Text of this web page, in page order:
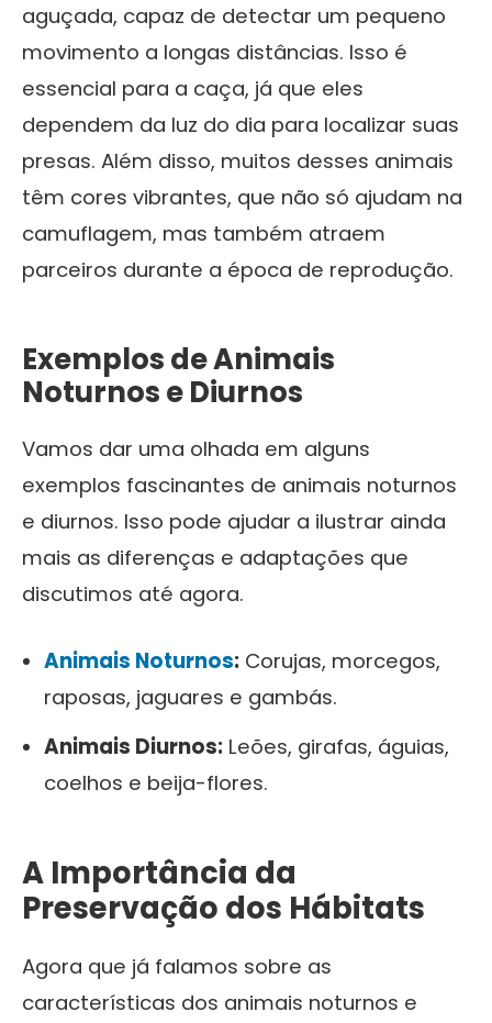
aguçada, capaz de detectar um pequeno
movimento a longas distâncias. Isso é
essencial para a caça, já que eles
dependem da luz do dia para localizar suas
presas. Além disso, muitos desses animais
têm cores vibrantes, que não só ajudam na
camuflagem, mas também atraem
parceiros durante a época de reprodução.
Exemplos de Animais
Noturnos e Diurnos
Vamos dar uma olhada em alguns
exemplos fascinantes de animais noturnos
e diurnos. Isso pode ajudar a ilustrar ainda
mais as diferenças e adaptações que
discutimos até agora.
Animais Noturnos: Corujas, morcegos,
raposas, jaguares e gambás.
Animais Diurnos: Leões, girafas, águias,
coelhos e beija-flores.
A Importância da
Preservação dos Hábitats
Agora que já falamos sobre as
características dos animais noturnos e